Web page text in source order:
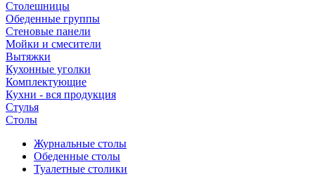
Столешницы
Обеденные группы
Стеновые панели
Мойки и смесители
Вытяжки
Кухонные уголки
Комплектующие
Кухни - вся продукция
Стулья
Столы
Журнальные столы
Обеденные столы
Туалетные столики